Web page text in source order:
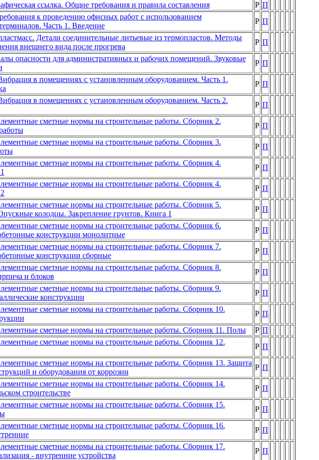
ссылка. Общие требования и правила составления Р П
к проведению офисных работ с использованием
Часть 1. Введение
Р П
Детали соединительные литьевые из термопластов. Методы
внешнего вида после прогрева
Р П
опасности для административных и рабочих помещений. Звуковые
Р П
в помещениях с установленным оборудованием. Часть 1.
Р П
в помещениях с установленным оборудованием. Часть 2.
Р П
сметные нормы на строительные работы. Сборник 2.
Р П
сметные нормы на строительные работы. Сборник 3.
Р П
сметные нормы на строительные работы. Сборник 4.
Р П
сметные нормы на строительные работы. Сборник 4.
Р П
сметные нормы на строительные работы. Сборник 5.
колодцы. Закрепление грунтов. Книга 1
Р П
сметные нормы на строительные работы. Сборник 6.
конструкции монолитные
Р П
сметные нормы на строительные работы. Сборник 7.
конструкции сборные
Р П
сметные нормы на строительные работы. Сборник 8.
и блоков
Р П
сметные нормы на строительные работы. Сборник 9.
конструкции
Р П
сметные нормы на строительные работы. Сборник 10.
Р П
сметные нормы на строительные работы. Сборник 11. Полы Р П
сметные нормы на строительные работы. Сборник 12.
Р П
сметные нормы на строительные работы. Сборник 13. Защита
и оборудования от коррозии
Р П
сметные нормы на строительные работы. Сборник 14.
строительстве
Р П
сметные нормы на строительные работы. Сборник 15.
Р П
сметные нормы на строительные работы. Сборник 16.
Р П
сметные нормы на строительные работы. Сборник 17.
- внутренние устройства
Р П